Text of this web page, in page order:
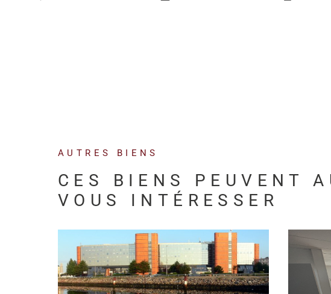
AUTRES BIENS
CES BIENS PEUVENT
VOUS INTÉRESSER